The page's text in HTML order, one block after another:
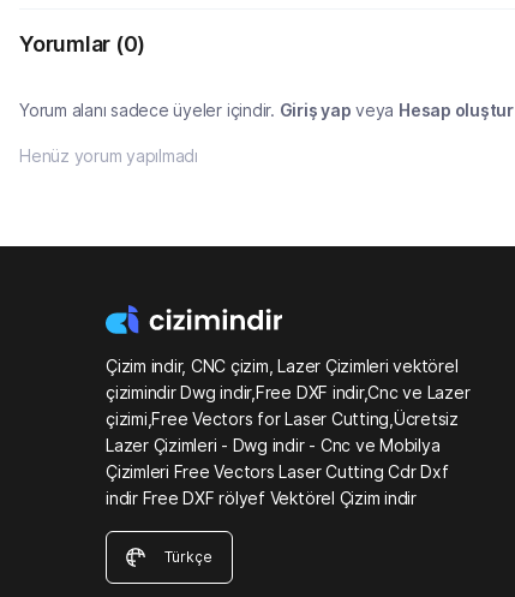
Yorumlar (0)
Yorum alanı sadece üyeler içindir. Giriş yap veya Hesap oluştur
Henüz yorum yapılmadı
Çizim indir, CNC çizim, Lazer Çizimleri vektörel
çizimindir Dwg indir,Free DXF indir,Cnc ve Lazer
çizimi,Free Vectors for Laser Cutting,Ücretsiz
Lazer Çizimleri - Dwg indir - Cnc ve Mobilya
Çizimleri Free Vectors Laser Cutting Cdr Dxf
indir Free DXF rölyef Vektörel Çizim indir
Türkçe